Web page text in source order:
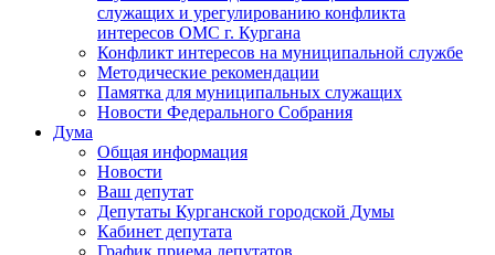
служащих и урегулированию конфликта
интересов ОМС г. Кургана
Конфликт интересов на муниципальной службе
Методические рекомендации
Памятка для муниципальных служащих
Новости Федерального Cобрания
Дума
Общая информация
Новости
Ваш депутат
Депутаты Курганской городской Думы
Кабинет депутата
График приема депутатов